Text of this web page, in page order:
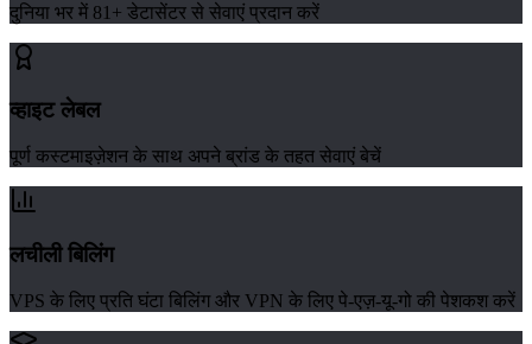
दुनिया भर में 81+ डेटासेंटर से सेवाएं प्रदान करें
व्हाइट लेबल
पूर्ण कस्टमाइज़ेशन के साथ अपने ब्रांड के तहत सेवाएं बेचें
लचीली बिलिंग
VPS के लिए प्रति घंटा बिलिंग और VPN के लिए पे-एज़-यू-गो की पेशकश करें